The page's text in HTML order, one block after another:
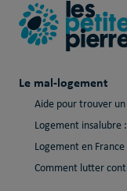
Le mal-logement
Aide pour trouver
Logement insalubre
Logement en France
Comment lutter